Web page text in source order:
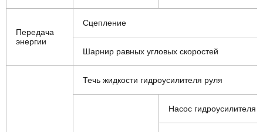
Передача
энергии
Сцепление
Шарнир равных угловых скоростей
Течь жидкости гидроусилителя руля
Насос гидроусилителя